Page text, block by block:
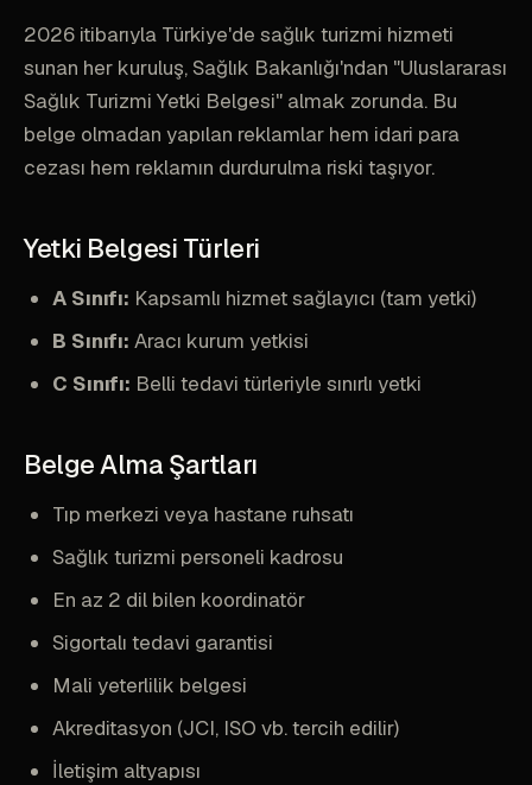
2026 itibarıyla Türkiye'de sağlık turizmi hizmeti
sunan her kuruluş, Sağlık Bakanlığı'ndan "Uluslararası
Sağlık Turizmi Yetki Belgesi" almak zorunda. Bu
belge olmadan yapılan reklamlar hem idari para
cezası hem reklamın durdurulma riski taşıyor.
Yetki Belgesi Türleri
A Sınıfı: Kapsamlı hizmet sağlayıcı (tam yetki)
B Sınıfı: Aracı kurum yetkisi
C Sınıfı: Belli tedavi türleriyle sınırlı yetki
Belge Alma Şartları
Tıp merkezi veya hastane ruhsatı
Sağlık turizmi personeli kadrosu
En az 2 dil bilen koordinatör
Sigortalı tedavi garantisi
Mali yeterlilik belgesi
Akreditasyon (JCI, ISO vb. tercih edilir)
İletişim altyapısı